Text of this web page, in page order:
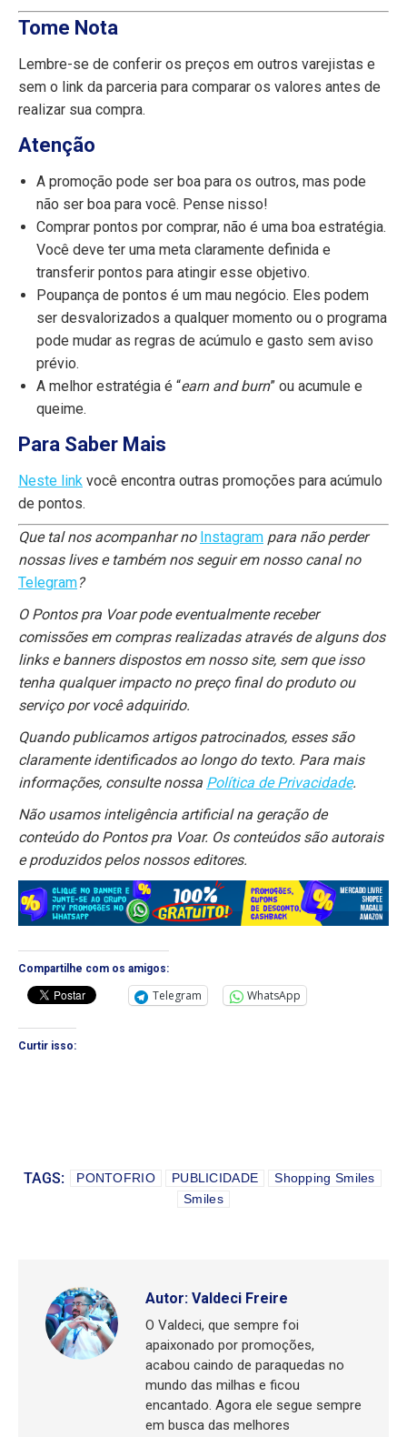
Tome Nota
Lembre-se de conferir os preços em outros varejistas e
sem o link da parceria para comparar os valores antes de
realizar sua compra.
Atenção
A promoção pode ser boa para os outros, mas pode
não ser boa para você. Pense nisso!
Comprar pontos por comprar, não é uma boa estratégia.
Você deve ter uma meta claramente definida e
transferir pontos para atingir esse objetivo.
Poupança de pontos é um mau negócio. Eles podem
ser desvalorizados a qualquer momento ou o programa
pode mudar as regras de acúmulo e gasto sem aviso
prévio.
A melhor estratégia é “earn and burn” ou acumule e
queime.
Para Saber Mais
Neste link você encontra outras promoções para acúmulo
de pontos.
Que tal nos acompanhar no Instagram para não perder
nossas lives e também nos seguir em nosso canal no
Telegram?
O Pontos pra Voar pode eventualmente receber
comissões em compras realizadas através de alguns dos
links e banners dispostos em nosso site, sem que isso
tenha qualquer impacto no preço final do produto ou
serviço por você adquirido.
Quando publicamos artigos patrocinados, esses são
claramente identificados ao longo do texto. Para mais
informações, consulte nossa Política de Privacidade.
Não usamos inteligência artificial na geração de
conteúdo do Pontos pra Voar. Os conteúdos são autorais
e produzidos pelos nossos editores.
Compartilhe com os amigos:
Telegram WhatsApp
Curtir isso:
TAGS: PONTOFRIO PUBLICIDADE
Shopping Smiles
Smiles
Autor: Valdeci Freire
O Valdeci, que sempre foi
apaixonado por promoções,
acabou caindo de paraquedas no
mundo das milhas e ficou
encantado. Agora ele segue sempre
em busca das melhores